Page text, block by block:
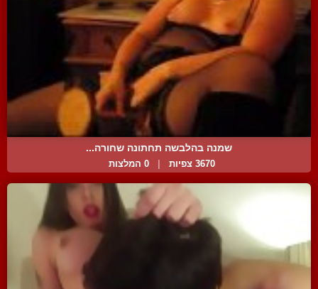
שמנה בהלבשה תחתונה שחורה...
3670 צפיות 0 המלצות